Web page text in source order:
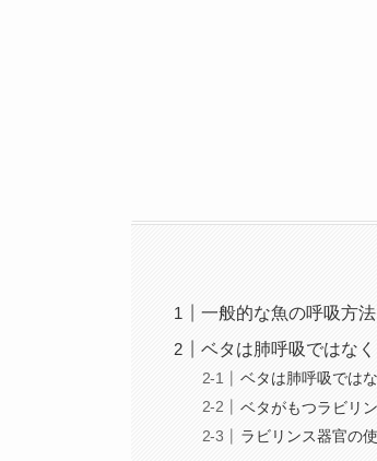
一般的な魚の呼吸方法
ベタは肺呼吸ではな
ベタは肺呼吸では
ベタがもつラビリ
ラビリンス器官の